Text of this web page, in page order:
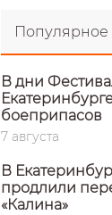
Популярное
В дни
боеприпасов
7 августа
В
продлили
«Калина»